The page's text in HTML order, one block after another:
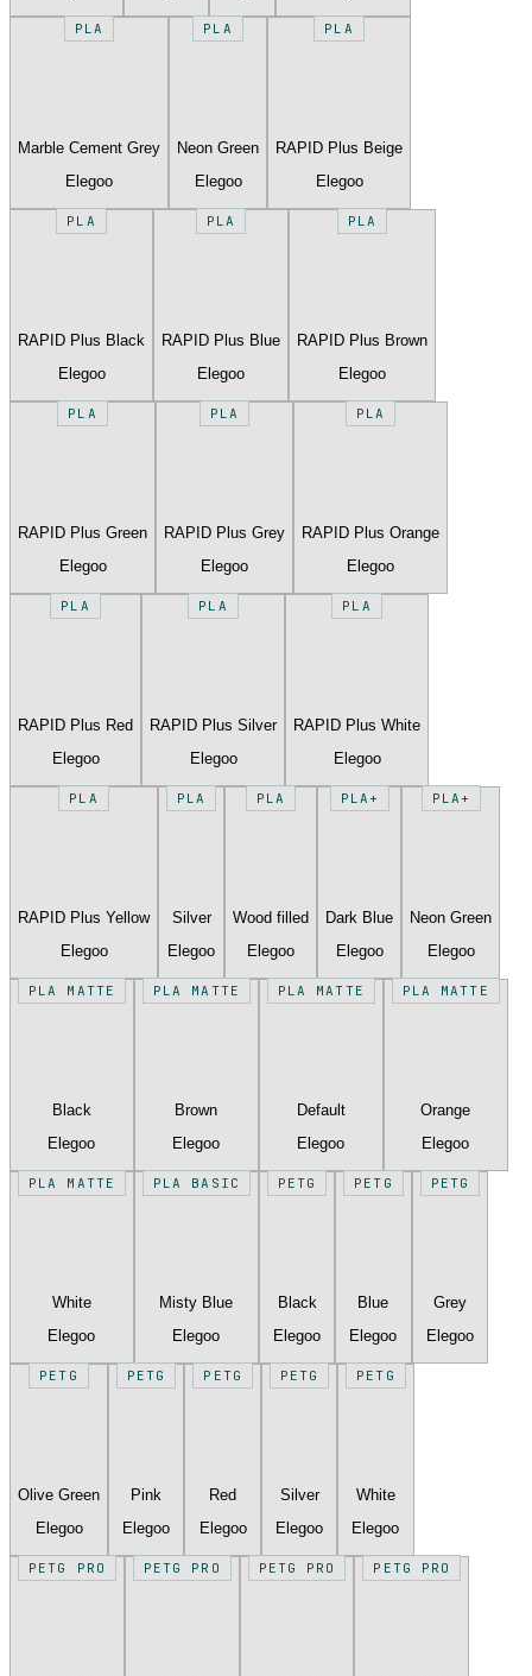
PLA
Marble Cement Grey
Elegoo
PLA
Neon Green
Elegoo
PLA
RAPID Plus Beige
Elegoo
PLA
RAPID Plus Black
Elegoo
PLA
RAPID Plus Blue
Elegoo
PLA
RAPID Plus Brown
Elegoo
PLA
RAPID Plus Green
Elegoo
PLA
RAPID Plus Grey
Elegoo
PLA
RAPID Plus Orange
Elegoo
PLA
RAPID Plus Red
Elegoo
PLA
RAPID Plus Silver
Elegoo
PLA
RAPID Plus White
Elegoo
PLA
RAPID Plus Yellow
Elegoo
PLA
Silver
Elegoo
PLA
Wood filled
Elegoo
PLA+
Dark Blue
Elegoo
PLA+
Neon Green
Elegoo
PLA MATTE
Black
Elegoo
PLA MATTE
Brown
Elegoo
PLA MATTE
Default
Elegoo
PLA MATTE
Orange
Elegoo
PLA MATTE
White
Elegoo
PLA BASIC
Misty Blue
Elegoo
PETG
Black
Elegoo
PETG
Blue
Elegoo
PETG
Grey
Elegoo
PETG
Olive Green
Elegoo
PETG
Pink
Elegoo
PETG
Red
Elegoo
PETG
Silver
Elegoo
PETG
White
Elegoo
PETG PRO PETG PRO PETG PRO PETG PRO